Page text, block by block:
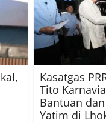
Kasatgas
Tito
Bantuan
Yatim di